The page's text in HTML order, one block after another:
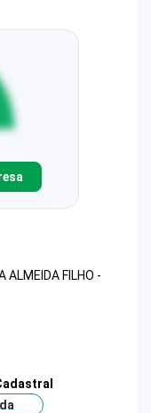
ALMEIDA FILHO -